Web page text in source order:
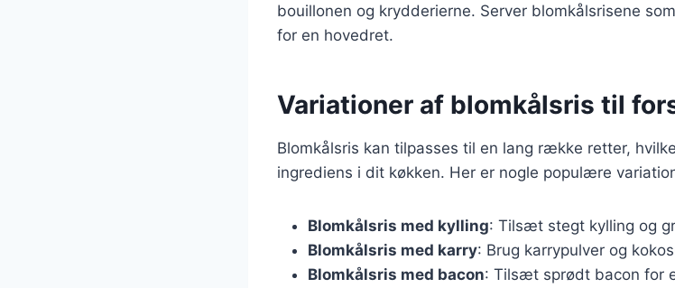
bouillonen og krydderierne. Server blomkålsrisene
for en hovedret.
Variationer af blomkålsris til
Blomkålsris kan tilpasses til en lang række retter,
ingrediens i dit køkken. Her er nogle populære
Blomkålsris med kylling: Tilsæt stegt kylling og
Blomkålsris med karry: Brug karrypulver og
Blomkålsris med bacon: Tilsæt sprødt bacon for